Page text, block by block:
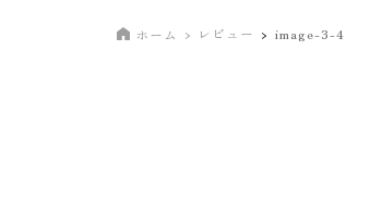
ホーム レビュー image-3-4